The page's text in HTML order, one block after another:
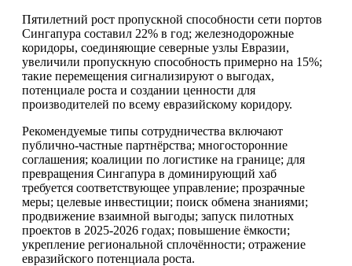
Пятилетний рост пропускной способности сети портов
Сингапура составил 22% в год; железнодорожные
коридоры, соединяющие северные узлы Евразии,
увеличили пропускную способность примерно на 15%;
такие перемещения сигнализируют о выгодах,
потенциале роста и создании ценности для
производителей по всему евразийскому коридору.
Рекомендуемые типы сотрудничества включают
публично-частные партнёрства; многосторонние
соглашения; коалиции по логистике на границе; для
превращения Сингапура в доминирующий хаб
требуется соответствующее управление; прозрачные
меры; целевые инвестиции; поиск обмена знаниями;
продвижение взаимной выгоды; запуск пилотных
проектов в 2025-2026 годах; повышение ёмкости;
укрепление региональной сплочённости; отражение
евразийского потенциала роста.